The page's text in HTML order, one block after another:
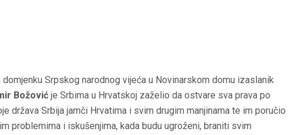
Srpskog narodnog vijeća u Novinarskom domu izaslanik
Božović je Srbima u Hrvatskoj zaželio da ostvare sva prava po
država Srbija jamči Hrvatima i svim drugim manjinama te im poručio
problemima i iskušenjima, kada budu ugroženi, braniti svim